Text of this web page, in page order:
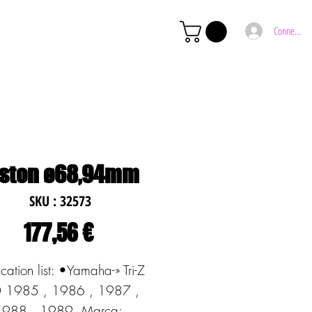
Connexion
ø68,94mm
SKU : 32573
177,56 €Prix
list: •Yamaha-» Tri-Z
1985 , 1986 , 1987 ,